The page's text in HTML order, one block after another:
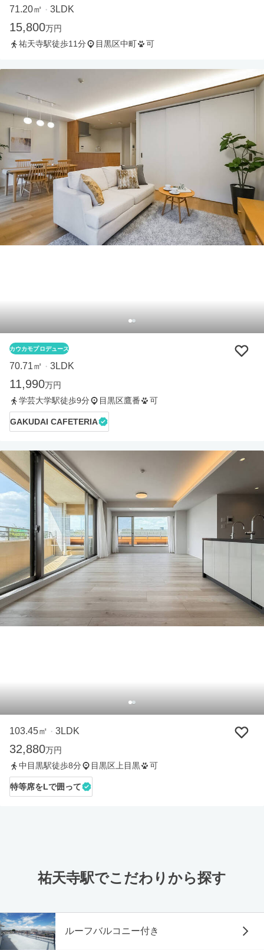
71.20㎡ ・ 3LDK
15,800万円
祐天寺駅徒歩11分
目黒区中町 可
カウカモプロデュース
70.71㎡ ・ 3LDK
11,990万円
学芸大学駅徒歩9分
目黒区鷹番 可
GAKUDAI CAFETERIA
103.45㎡ ・ 3LDK
32,880万円
中目黒駅徒歩8分
目黒区上目黒 可
特等席をLで囲って
祐天寺駅でこだわりから探す
ルーフバルコニー付き